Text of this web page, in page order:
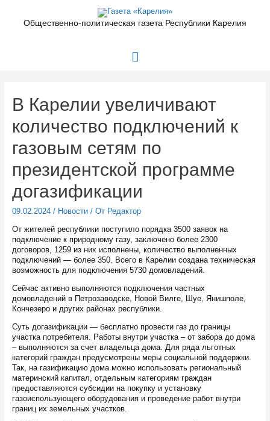
содержимомуОбщественно-политическая газета Республики Карелия
Главное
В Карелии увеличивают
количество подключений к
газовым сетям по
президентской программе
догазификации
09.02.2024/ Новости/ От Редактор
От жителей республики поступило порядка 3500 заявок на
подключение к природному газу, заключено более 2300
договоров, 1259 из них исполнены, количество выполненных
подключений — более 350. Всего в Карелии создана техническая
возможность для подключения 5730 домовладений.
Сейчас активно выполняются подключения частных
домовладений в Петрозаводске, Новой Вилге, Шуе, Янишполе,
Кончезеро и других районах республики.
Суть догазификации — бесплатно провести газ до границы
участка потребителя. Работы внутри участка – от забора до дома
– выполняются за счет владельца дома. Для ряда льготных
категорий граждан предусмотрены меры социальной поддержки.
Так, на газификацию дома можно использовать региональный
материнский капитал, отдельным категориям граждан
предоставляются субсидии на покупку и установку
газоиспользующего оборудования и проведение работ внутри
границ их земельных участков.